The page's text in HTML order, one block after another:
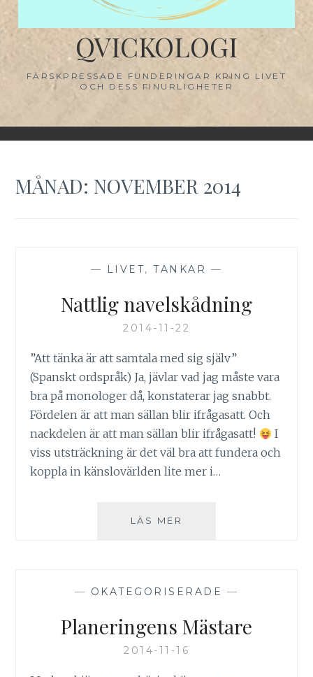
QVICKOLOGI
FÄRSKPRESSADE FUNDERINGAR KRING LIVET
OCH DESS FINURLIGHETER
MÅNAD: NOVEMBER 2014
— LIVET,TANKAR —
Nattlig navelskådning
2014-11-22
”Att tänka är att samtala med sig själv”
(Spanskt ordspråk) Ja, jävlar vad jag måste vara
bra på monologer då, konstaterar jag snabbt.
Fördelen är att man sällan blir ifrågasatt. Och
nackdelen är att man sällan blir ifrågasatt!
I
viss utsträckning är det väl bra att fundera och
koppla in känslovärlden lite mer i…
LÄS MER
— OKATEGORISERADE —
Planeringens Mästare
2014-11-16